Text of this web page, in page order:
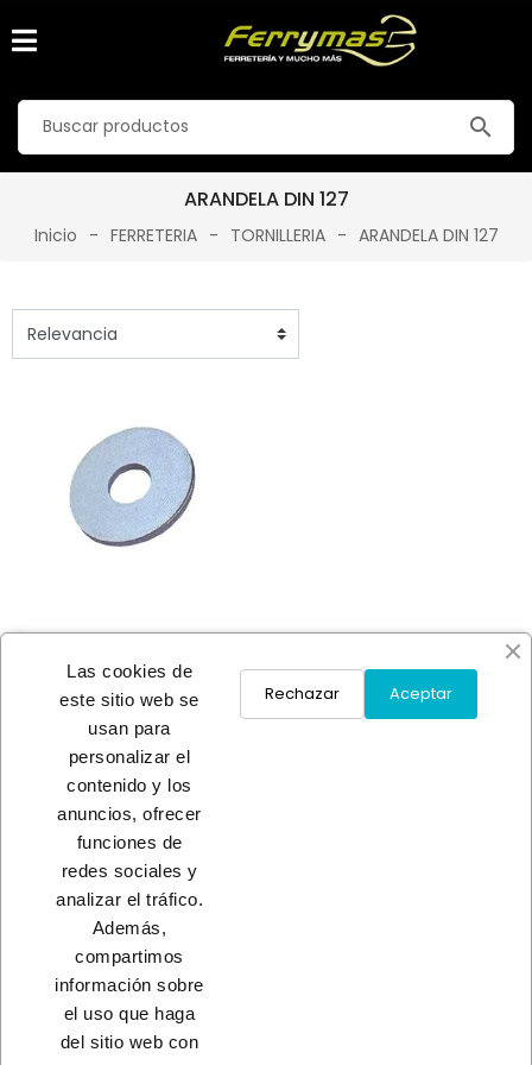
search
ARANDELA DIN 127
Inicio FERRETERIA TORNILLERIA ARANDELA DIN 127
ARANDELA GROWER DIN127
ZN
A consultar
Las cookies de
este sitio web se
usan para
personalizar el
contenido y los
anuncios, ofrecer
funciones de
redes sociales y
analizar el tráfico.
Además,
compartimos
información sobre
el uso que haga
del sitio web con
Aceptar
Rechazar